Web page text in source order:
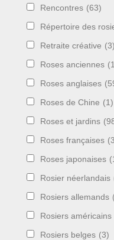
Rencontres (63)
Répertoire des
Retraite créative (3)
Roses anciennes
Roses anglaises
Roses de Chine (1)
Roses et jardins
Roses françaises
Roses japonaises
Rosier néerlandais
Rosiers allemands
Rosiers américains
Rosiers belges (3)